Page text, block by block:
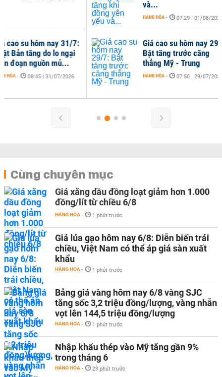
07:29 | 01/08/2026
Giá cao su hôm nay 29/7:
Bật tăng trước căng
thẳng Mỹ - Trung
HÀNG HÓA 07:50 | 29/07/2026
Cùng chuyên mục
Giá xăng dầu đồng loạt giảm hơn 1.000
đồng/lít từ chiều 6/8
HÀNG HÓA - 1 phút trước
Giá lúa gạo hôm nay 6/8: Diễn biến trái
chiều, Việt Nam có thể áp giá sàn xuất
khẩu
HÀNG HÓA - 1 phút trước
Bảng giá vàng hôm nay 6/8 vàng SJC
tăng sốc 3,2 triệu đồng/lượng, vàng nhẫn
vọt lên 144,5 triệu đồng/lượng
HÀNG HÓA - 1 phút trước
Nhập khẩu thép vào Mỹ tăng gần 9%
trong tháng 6
HÀNG HÓA - 23 phút trước